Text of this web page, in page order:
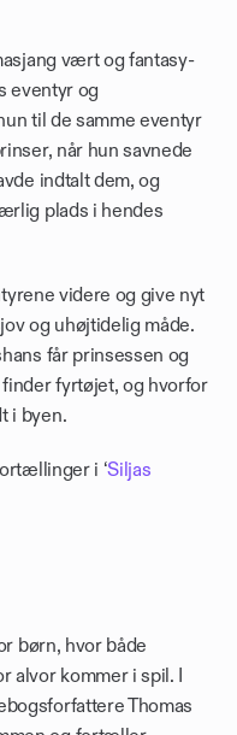
vært og fantasy-
eventyr og
til de samme eventyr
når hun savnede
indtalt dem, og
plads i hendes
videre og give nyt
og uhøjtidelig måde.
får prinsessen og
fyrtøjet, og hvorfor
i byen.
i ‘Siljas
børn, hvor både
alvor kommer i spil. I
Thomas